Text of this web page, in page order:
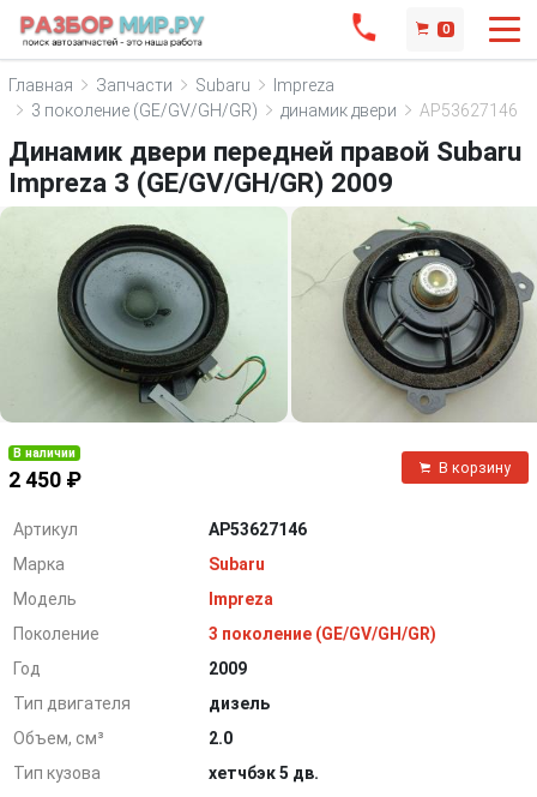
0
Главная Запчасти Subaru
Impreza
3 поколение (GE/GV/GH/GR)
динамик двери AP53627146
Динамик двери передней правой Subaru
Impreza 3 (GE/GV/GH/GR) 2009
В наличии
2 450 ₽
В корзину
Артикул
AP53627146
Марка
Subaru
Модель
Impreza
Поколение
3 поколение (GE/GV/GH/GR)
Год
2009
Тип двигателя
дизель
Объем, см³
2.0
Тип кузова
хетчбэк 5 дв.